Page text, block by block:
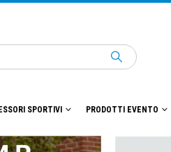
SPORTIVI PRODOTTI EVENTO